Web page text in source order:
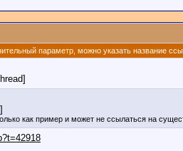
параметр, можно указать название
как пример и может не ссылаться на